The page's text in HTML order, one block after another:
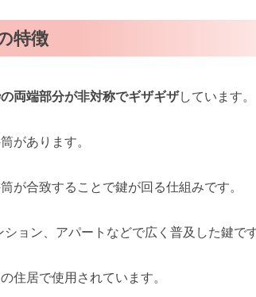
特徴
両端部分が非対称でギザギザしています。
があります。
が合致することで鍵が回る仕組みです。
ョン、アパートなどで広く普及した鍵です
住居で使用されています。